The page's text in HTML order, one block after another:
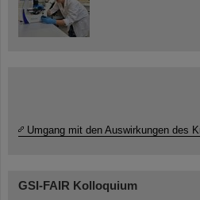
Umgang mit den Auswirkungen des
GSI-FAIR Kolloquium